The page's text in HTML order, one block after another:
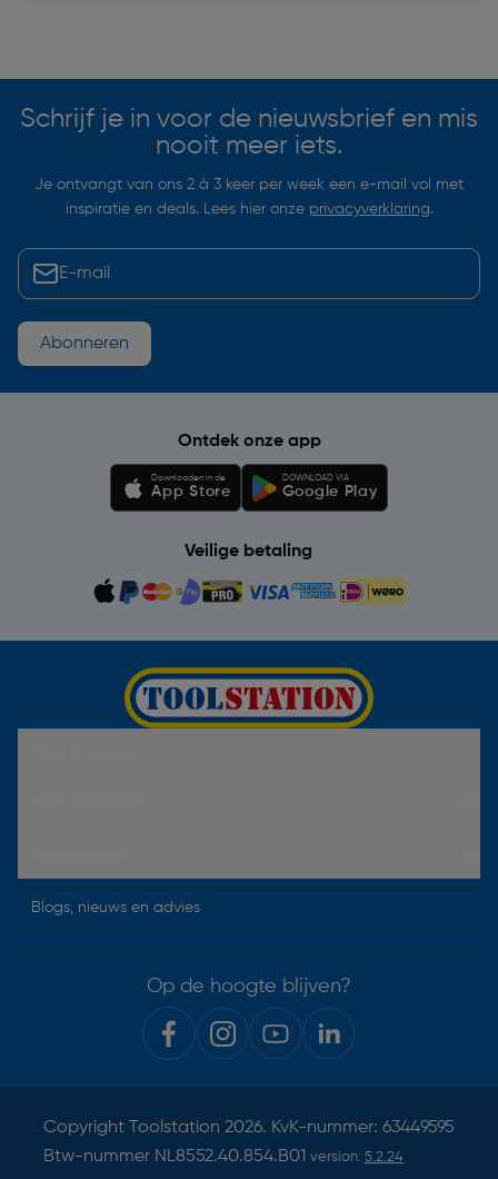
Schrijf je in voor de nieuwsbrief en mis
nooit meer iets.
Je ontvangt van ons 2 à 3 keer per week een e-mail vol met
inspiratie en deals. Lees hier onze privacyverklaring.
Abonneren
Ontdek onze app
Downloaden in de
App Store
DOWNLOAD VIA
Google Play
Veilige betaling
Blogs, nieuws en advies
Op de hoogte blijven?
Copyright Toolstation 2026. KvK-nummer: 63449595
Btw-nummer NL8552.40.854.B01 version: 5.2.24